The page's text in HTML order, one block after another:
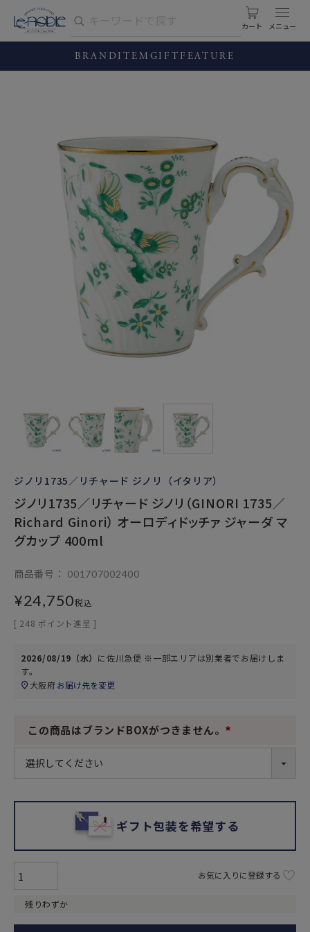
カート
BRANDITEM GIFT FEATURE
ジノリ1735／リチャード ジノリ（イタリア）
ジノリ1735／リチャード ジノリ（GINORI 1735／
Richard Ginori） オーロディドッチァ ジャーダ マ
グカップ 400ml
商品番号 001707002400
¥24,750税込
[ 248 ポイント進呈 ]
2026/08/19（水） に佐川急便 ※一部エリアは別業者でお届けしま
す。
大阪府お届け先を変更
この商品はブランドBOXがつきません。
ギフト包装を希望する
残りわずか
お気に入りに登録する